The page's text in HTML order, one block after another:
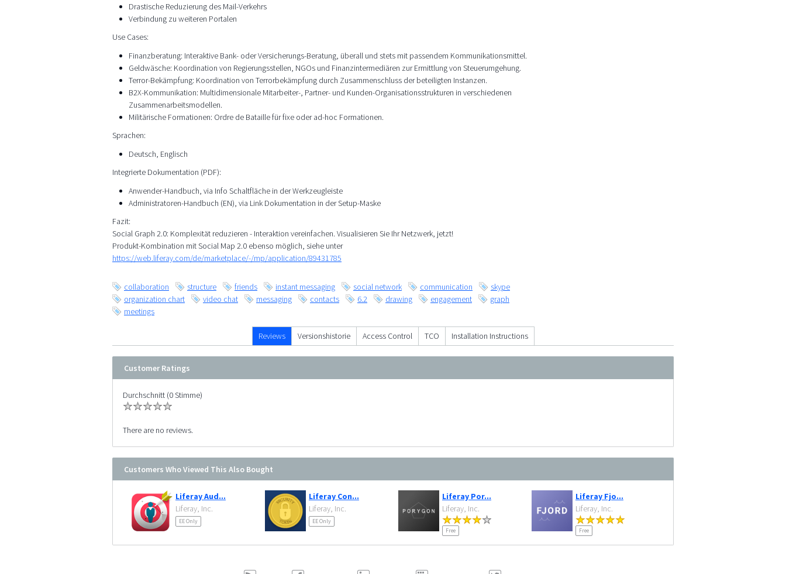
Drastische Reduzierung des Mail-Verkehrs
Verbindung zu weiteren Portalen
Use Cases:
Finanzberatung: Interaktive Bank- oder Versicherungs-Beratung, überall und stets mit passendem Kommunikationsmittel.
Geldwäsche: Koordination von Regierungsstellen, NGOs und Finanzintermediären zur Ermittlung von Steuerumgehung.
Terror-Bekämpfung: Koordination von Terrorbekämpfung durch Zusammenschluss der beteiligten Instanzen.
B2X-Kommunikation: Multidimensionale Mitarbeiter-, Partner- und Kunden-Organisationsstrukturen in verschiedenen
Zusammenarbeitsmodellen.
Militärische Formationen: Ordre de Bataille für fixe oder ad-hoc Formationen.
Sprachen:
Deutsch, Englisch
Integrierte Dokumentation (PDF):
Anwender-Handbuch, via Info Schaltfläche in der Werkzeugleiste
Administratoren-Handbuch (EN), via Link Dokumentation in der Setup-Maske
Fazit:
Social Graph 2.0: Komplexität reduzieren - Interaktion vereinfachen. Visualisieren Sie Ihr Netzwerk, jetzt!
Produkt-Kombination mit Social Map 2.0 ebenso möglich, siehe unter
https://web.liferay.com/de/marketplace/-/mp/application/89431785
collaboration structure friends instant messaging social network communication
skype
organization chart
video chat messaging contacts 6.2 drawing engagement
graph
meetings
Reviews Versionshistorie Access Control TCO Installation Instructions
Customer Ratings
Durchschnitt (0 Stimme)
There are no reviews.
Customers Who Viewed This Also Bought
Liferay Aud...
Liferay, Inc.
EE Only
Liferay Con...
Liferay, Inc.
EE Only
Liferay Por...
Liferay, Inc.
Free
Liferay Fjo...
Liferay, Inc.
Free